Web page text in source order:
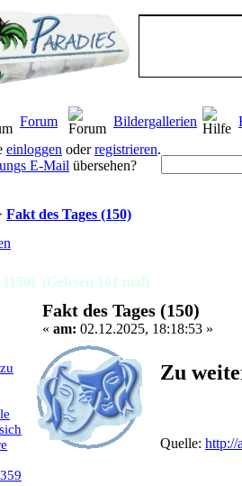
Forum Bildergallerien
einloggen oderregistrieren.
E-Mail übersehen?
Fakt des Tages (150)
(Gelesen 161 mal)
Fakt des Tages (150)
« am: 02.12.2025, 18:18:53 »
Zu
Quelle: http://